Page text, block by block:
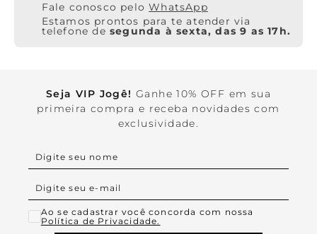
WhatsApp
Estamos prontos para te atender via
telefone de segunda à sexta, das 9 as 17h.
Seja VIP Jogê! Ganhe 10% OFF em sua
primeira compra e receba novidades com
exclusividade.
Ao se cadastrar você concorda com nossa
Política de Privacidade.